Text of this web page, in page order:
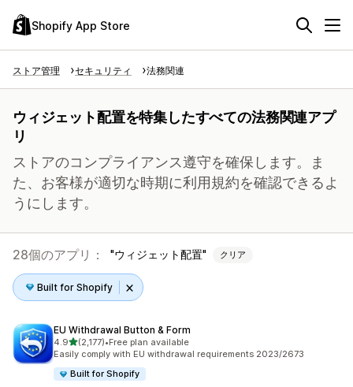
Shopify App Store
ストア管理 セキュリティ 法務関連
ウィジェット配置を特集したすべての法務関連アプ
リ
ストアのコンプライアンス遵守を確保します。ま
た、お客様が適切な時期に利用規約を確認できるよ
うにします。
28個のアプリ： ウィジェット配置 クリア
Built for Shopify
EU Withdrawal Button & Form
4.95つ星中
(2,177)
合計レビュー数：2177件
•Free plan available
Easily comply with EU withdrawal requirements 2023/2673
Built for Shopify